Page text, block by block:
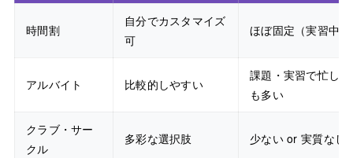
時間割
自分でカスタマイズ
可
ほぼ固定（実習中
アルバイト 比較的しやすい
課題・実習で忙し
も多い
クラブ・サー
クル
多彩な選択肢 少ない or 実質なし